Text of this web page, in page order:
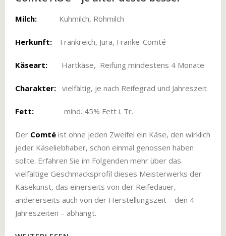
Milch: Kuhmilch, Rohmilch
Herkunft: Frankreich, Jura, Franke-Comté
Käseart: Hartkäse, Reifung mindestens 4 Monate
Charakter: vielfältig, je nach Reifegrad und Jahreszeit
Fett: mind. 45% Fett i. Tr.
Der Comté ist ohne jeden Zweifel ein Käse, den wirklich
jeder Käseliebhaber, schon einmal genossen haben
sollte. Erfahren Sie im Folgenden mehr über das
vielfältige Geschmacksprofil dieses Meisterwerks der
Käsekunst, das einerseits von der Reifedauer,
andererseits auch von der Herstellungszeit – den 4
Jahreszeiten – abhängt.